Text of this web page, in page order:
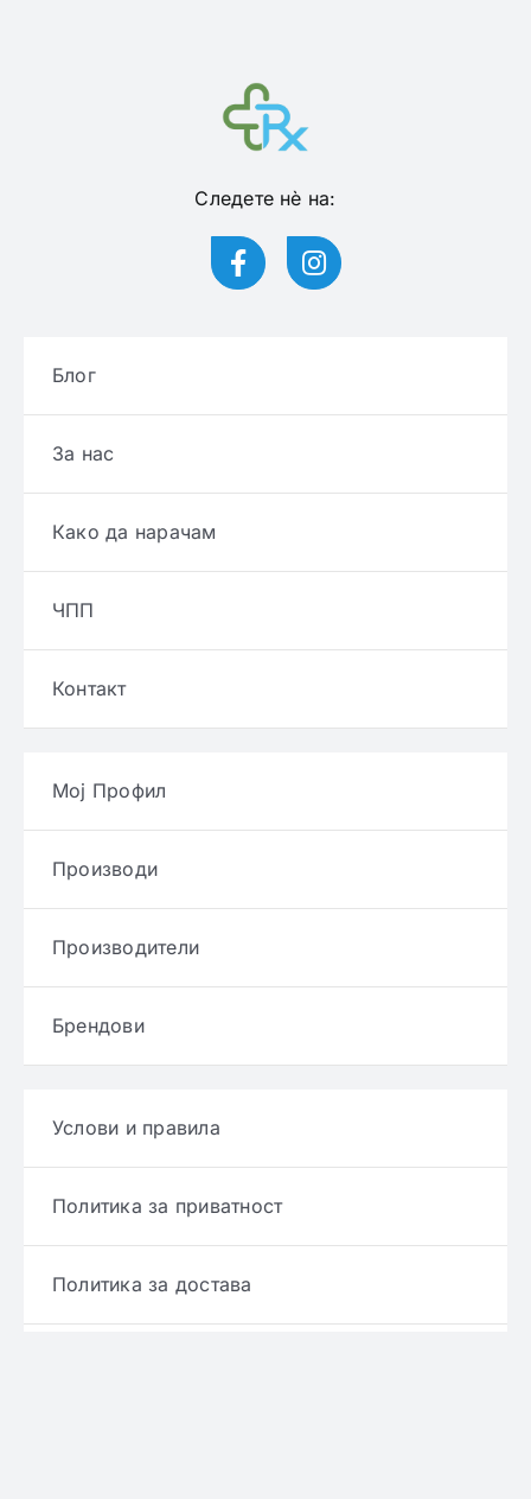
Следете нѐ на:
Блог
За нас
Како да нарачам
ЧПП
Контакт
Мој Профил
Производи
Производители
Брендови
Услови и правила
Политика за приватност
Политика за достава